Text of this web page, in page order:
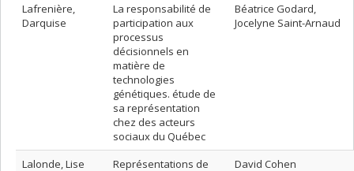
Lafrenière,
Darquise
La responsabilité de
participation aux
processus
décisionnels en
matière de
technologies
génétiques. étude de
sa représentation
chez des acteurs
sociaux du Québec
Béatrice Godard,
Jocelyne Saint-Arnaud
Lalonde, Lise
Représentations de
David Cohen